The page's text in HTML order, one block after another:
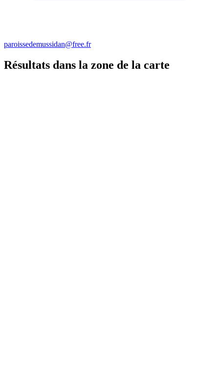
paroissedemussidan@free.fr
Résultats dans la zone de la carte